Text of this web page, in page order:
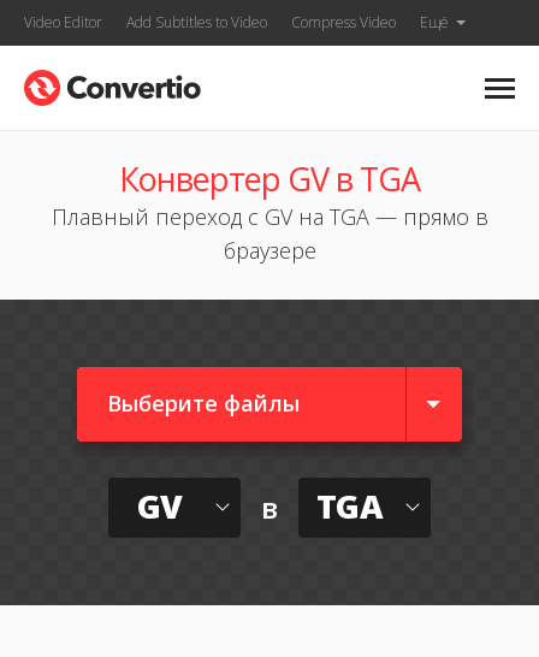
Video Editor Add Subtitles to Video Compress Video Ещё
Конвертер GV в TGA
Плавный переход с GV на TGA — прямо в
браузере
Выберите файлы
GV в TGA